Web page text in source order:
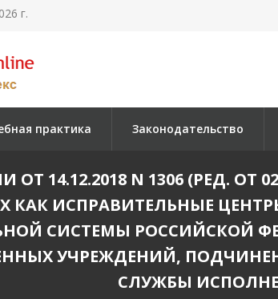
г.
практика Законодательство
14.12.2018 N 1306 (РЕД.
ИСПРАВИТЕЛЬНЫЕ
СИСТЕМЫ РОССИЙСКОЙ
УЧРЕЖДЕНИЙ,
СЛУЖБЫ